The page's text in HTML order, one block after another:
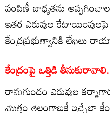
పంపిణీ బాధ్యతను
ఇతర ఎరువుల కేటాయింపులపై
కేంద్రప్రభుత్వానికి లేఖలు
కేంద్రంపై ఒత్తిడి
రామగుండం ఎరువుల
మొత్తం తెలంగాణకే ఇచ్చేలా